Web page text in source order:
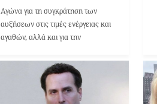
Αγώνα για τη συγκράτηση των
αυξήσεων στις τιμές ενέργειας και
αγαθών, αλλά και για την
δίνει η κυβέρνηση, σύμφωνα με την
αναπληρώτρια κυβερνητική
εκπρόσωπο Αριστοτελία Πελώνη.